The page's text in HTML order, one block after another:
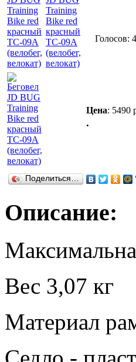
Голосов: 4
Цена: 5490
.
Поделиться…
Описание:
Вес 3,07 кг
Материал